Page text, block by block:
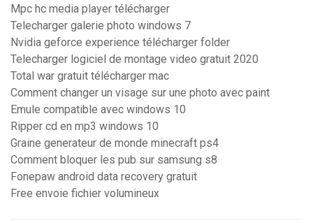
Mpc hc media player télécharger
Telecharger galerie photo windows 7
Nvidia geforce experience télécharger folder
Telecharger logiciel de montage video gratuit 2020
Total war gratuit télécharger mac
Comment changer un visage sur une photo avec paint
Emule compatible avec windows 10
Ripper cd en mp3 windows 10
Graine generateur de monde minecraft ps4
Comment bloquer les pub sur samsung s8
Fonepaw android data recovery gratuit
Free envoie fichier volumineux